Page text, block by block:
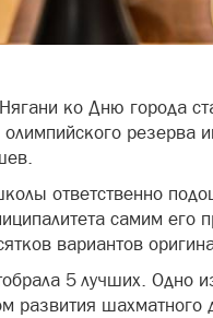
ко Дню города
ответственно
самим его
вариантов
5 лучших. Одно
развития